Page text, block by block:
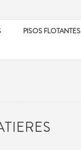
PISOS FLOTANTES